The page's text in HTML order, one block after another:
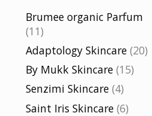
Brumee organic Parfum
(11)
Adaptology Skincare (20)
By Mukk Skincare (15)
Senzimi Skincare (4)
Saint Iris Skincare (6)